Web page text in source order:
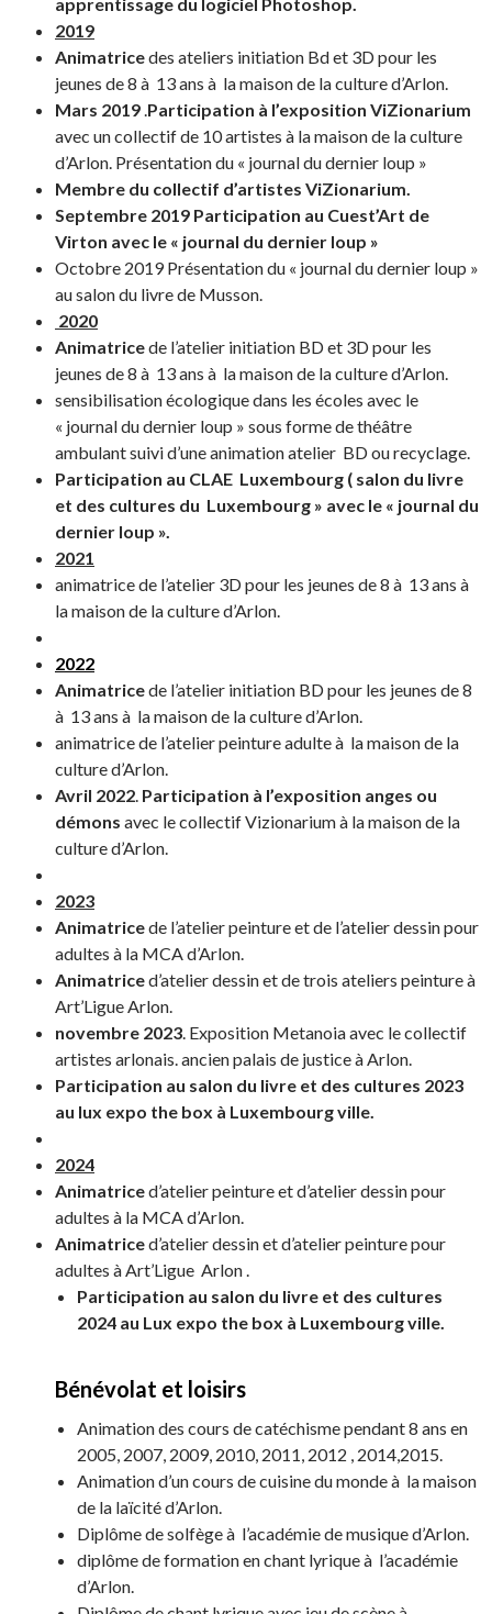
2019
Animatricedes ateliers initiation Bd et 3D pour les
jeunes de 8 à 13 ans à la maison de la culture d’Arlon.
Mars 2019.Participation à l’exposition ViZionarium
avec un collectif de 10 artistes à la maison de la culture
d’Arlon. Présentation du « journal du dernier loup »
Membre du collectif d’artistes ViZionarium.
Septembre 2019 Participation au Cuest’Art de
Virton avec le « journal du dernier loup »
Octobre 2019 Présentation du « journal du dernier loup »
au salon du livre de Musson.
2020
Animatricede l’atelier initiation BD et 3D pour les
jeunes de 8 à 13 ans à la maison de la culture d’Arlon.
sensibilisation écologique dans les écoles avec le
« journal du dernier loup » sous forme de théâtre
ambulant suivi d’une animation atelier BD ou recyclage.
Participation au CLAE Luxembourg ( salon du livre
et des cultures du Luxembourg » avec le « journal du
dernier loup ».
2021
animatrice de l’atelier 3D pour les jeunes de 8 à 13 ans à
la maison de la culture d’Arlon.
2022
Animatricede l’atelier initiation BD pour les jeunes de 8
à 13 ans à la maison de la culture d’Arlon.
animatrice de l’atelier peinture adulte à la maison de la
culture d’Arlon.
Avril 2022. Participation à l’exposition anges ou
démons avec le collectif Vizionarium à la maison de la
culture d’Arlon.
2023
Animatricede l’atelier peinture et de l’atelier dessin pour
adultes à la MCA d’Arlon.
Animatriced’atelier dessin et de trois ateliers peinture à
Art’Ligue Arlon.
novembre 2023. Exposition Metanoia avec le collectif
artistes arlonais. ancien palais de justice à Arlon.
Participation au salon du livre et des cultures 2023
au lux expo the box à Luxembourg ville.
2024
Animatriced’atelier peinture et d’atelier dessin pour
adultes à la MCA d’Arlon.
Animatriced’atelier dessin et d’atelier peinture pour
adultes à Art’Ligue Arlon .
Participation au salon du livre et des cultures
2024 au Lux expo the box à Luxembourg ville.
Bénévolat et loisirs
Animation des cours de catéchisme pendant 8 ans en
2005, 2007, 2009, 2010, 2011, 2012 , 2014,2015.
Animation d’un cours de cuisine du monde à la maison
de la laïcité d’Arlon.
Diplôme de solfège à l’académie de musique d’Arlon.
diplôme de formation en chant lyrique à l’académie
d’Arlon.